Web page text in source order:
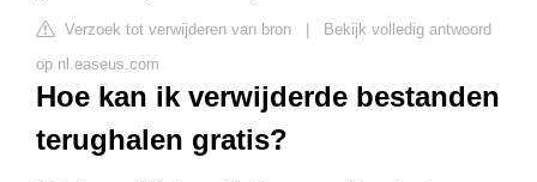
Verzoek tot verwijderen van bron
Bekijk volledig antwoord
op nl.easeus.com
Hoe kan ik verwijderde bestanden
terughalen gratis?